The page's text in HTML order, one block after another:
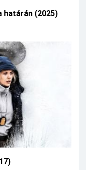
határán (2025)